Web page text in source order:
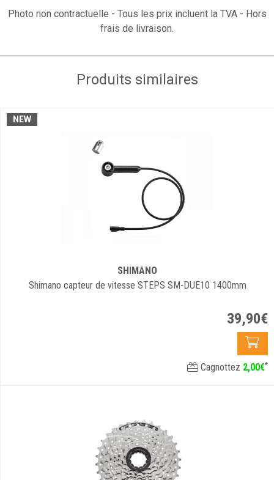
Photo non contractuelle - Tous les prix incluent la TVA - Hors
frais de livraison.
Produits similaires
NEW
SHIMANO
Shimano capteur de vitesse STEPS SM-DUE10 1400mm
39,90€
Cagnottez 2,00€*